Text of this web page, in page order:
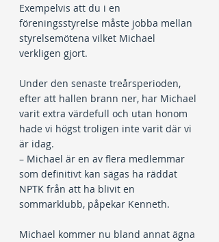
Exempelvis att du i en
föreningsstyrelse måste jobba mellan
styrelsemötena vilket Michael
verkligen gjort.
Under den senaste treårsperioden,
efter att hallen brann ner, har Michael
varit extra värdefull och utan honom
hade vi högst troligen inte varit där vi
är idag.
– Michael är en av flera medlemmar
som definitivt kan sägas ha räddat
NPTK från att ha blivit en
sommarklubb, påpekar Kenneth.
Michael kommer nu bland annat ägna